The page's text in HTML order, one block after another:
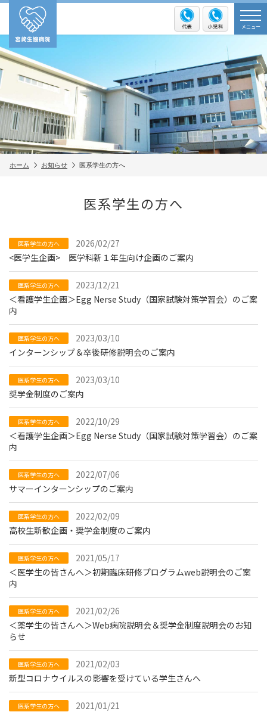
メニュー
ホーム お知らせ 医系学生の方へ
医系学生の方へ
医系学生の方へ
2026/02/27
<医学生企画> 医学科新１年生向け企画のご案内
医系学生の方へ
2023/12/21
＜看護学生企画＞Egg Nerse Study（国家試験対策学習会）のご案
内
医系学生の方へ
2023/03/10
インターンシップ＆卒後研修説明会のご案内
医系学生の方へ
2023/03/10
奨学金制度のご案内
医系学生の方へ
2022/10/29
＜看護学生企画＞Egg Nerse Study（国家試験対策学習会）のご案
内
医系学生の方へ
2022/07/06
サマーインターンシップのご案内
医系学生の方へ
2022/02/09
高校生新歓企画・奨学金制度のご案内
医系学生の方へ
2021/05/17
＜医学生の皆さんへ＞初期臨床研修プログラムweb説明会のご案
内
医系学生の方へ
2021/02/26
＜薬学生の皆さんへ＞Web病院説明会＆奨学金制度説明会のお知
らせ
医系学生の方へ
2021/02/03
新型コロナウイルスの影響を受けている学生さんへ
医系学生の方へ
2021/01/21